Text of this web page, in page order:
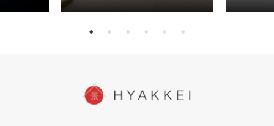
を多くの方にご覧いただきたい。